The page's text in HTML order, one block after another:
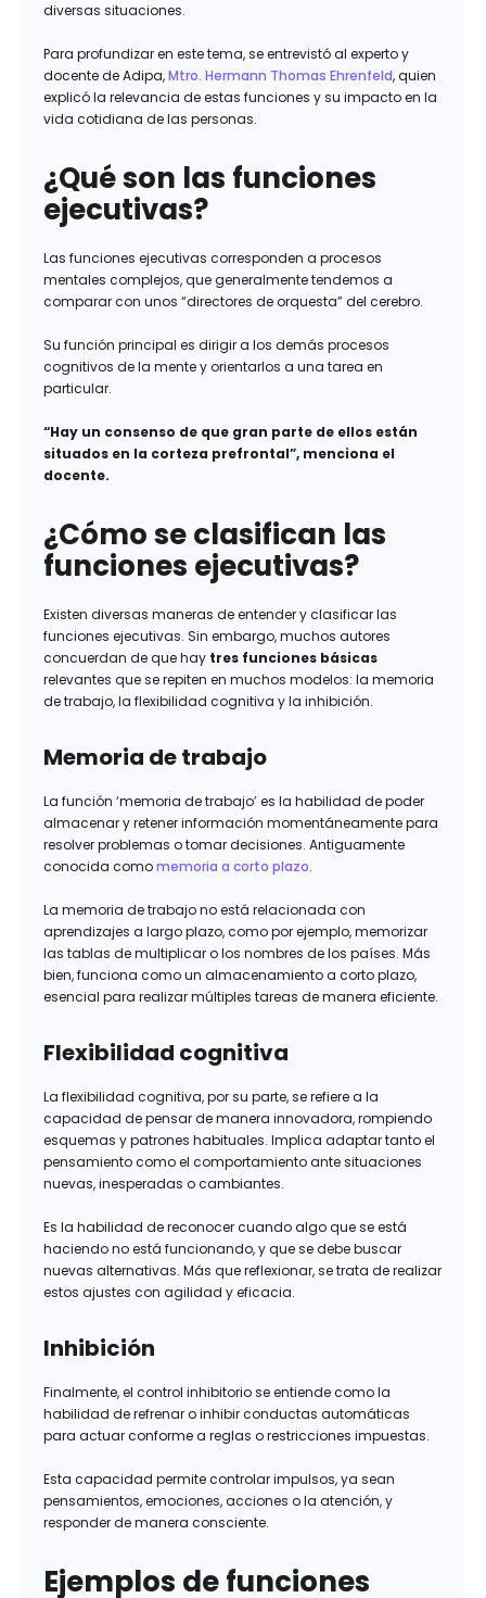
diversas situaciones.
Para profundizar en este tema, se entrevistó al experto y
docente de Adipa,Mtro. Hermann Thomas Ehrenfeld, quien
explicó la relevancia de estas funciones y su impacto en la
vida cotidiana de las personas.
¿Qué son las funciones
ejecutivas?
Las funciones ejecutivas corresponden a procesos
mentales complejos, que generalmente tendemos a
comparar con unos “directores de orquesta” del cerebro.
Su función principal es dirigir a los demás procesos
cognitivos de la mente y orientarlos a una tarea en
particular.
“Hay un consenso de que gran parte de ellos están
situados en la corteza prefrontal”, menciona el
docente.
¿Cómo se clasifican las
funciones ejecutivas?
Existen diversas maneras de entender y clasificar las
funciones ejecutivas. Sin embargo, muchos autores
concuerdan de que hay tres funciones básicas
relevantes que se repiten en muchos modelos: la memoria
de trabajo, la flexibilidad cognitiva y la inhibición.
Memoria de trabajo
La función ‘memoria de trabajo’ es la habilidad de poder
almacenar y retener información momentáneamente para
resolver problemas o tomar decisiones. Antiguamente
conocida comomemoria a corto plazo.
La memoria de trabajo no está relacionada con
aprendizajes a largo plazo, como por ejemplo, memorizar
las tablas de multiplicar o los nombres de los países. Más
bien, funciona como un almacenamiento a corto plazo,
esencial para realizar múltiples tareas de manera eficiente.
Flexibilidad cognitiva
La flexibilidad cognitiva, por su parte, se refiere a la
capacidad de pensar de manera innovadora, rompiendo
esquemas y patrones habituales. Implica adaptar tanto el
pensamiento como el comportamiento ante situaciones
nuevas, inesperadas o cambiantes.
Es la habilidad de reconocer cuando algo que se está
haciendo no está funcionando, y que se debe buscar
nuevas alternativas. Más que reflexionar, se trata de realizar
estos ajustes con agilidad y eficacia.
Inhibición
Finalmente, el control inhibitorio se entiende como la
habilidad de refrenar o inhibir conductas automáticas
para actuar conforme a reglas o restricciones impuestas.
Esta capacidad permite controlar impulsos, ya sean
pensamientos, emociones, acciones o la atención, y
responder de manera consciente.
Ejemplos de funciones